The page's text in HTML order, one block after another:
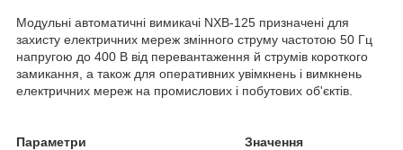
Модульні автоматичні вимикачі NXB-125 призначені для
захисту електричних мереж змінного струму частотою 50 Гц
напругою до 400 В від перевантаження й струмів короткого
замикання, а також для оперативних увімкнень і вимкнень
електричних мереж на промислових і побутових об'єктів.
Параметри Значення